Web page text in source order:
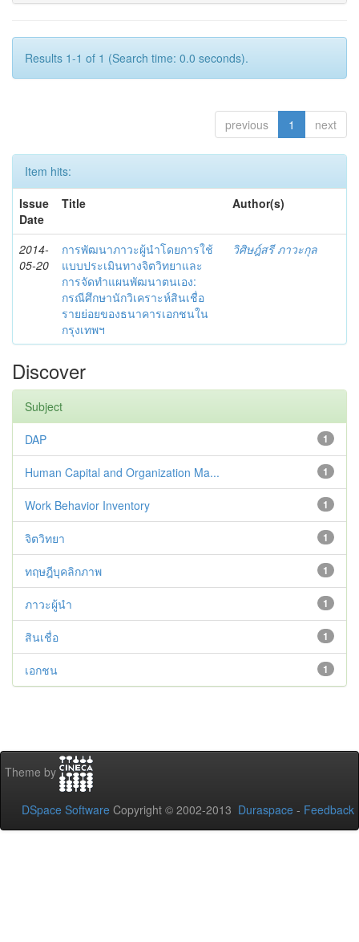
Results 1-1 of 1 (Search time: 0.0 seconds).
previous 1 next
Item hits:
Issue
Date
Title Author(s)
2014-
05-20
การพัฒนาภาวะผู้นำโดยการใช้
แบบประเมินทางจิตวิทยาและ
การจัดทำแผนพัฒนาตนเอง:
กรณีศึกษานักวิเคราะห์สินเชื่อ
รายย่อยของธนาคารเอกชนใน
กรุงเทพฯ
วิศิษฎ์สรี ภาวะกุล
Discover
Subject
1
DAP
1
Human Capital and Organization Ma...
1
Work Behavior Inventory
1
จิตวิทยา
1
ทฤษฎีบุคลิกภาพ
1
ภาวะผู้นำ
1
สินเชื่อ
1
เอกชน
Theme by
DSpace Software Copyright © 2002-2013 Duraspace - Feedback